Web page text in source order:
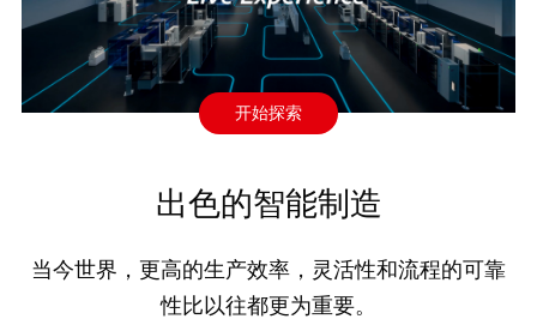
开始探索
出色的智能制造
当今世界，更高的生产效率，灵活性和流程的可靠
性比以往都更为重要。